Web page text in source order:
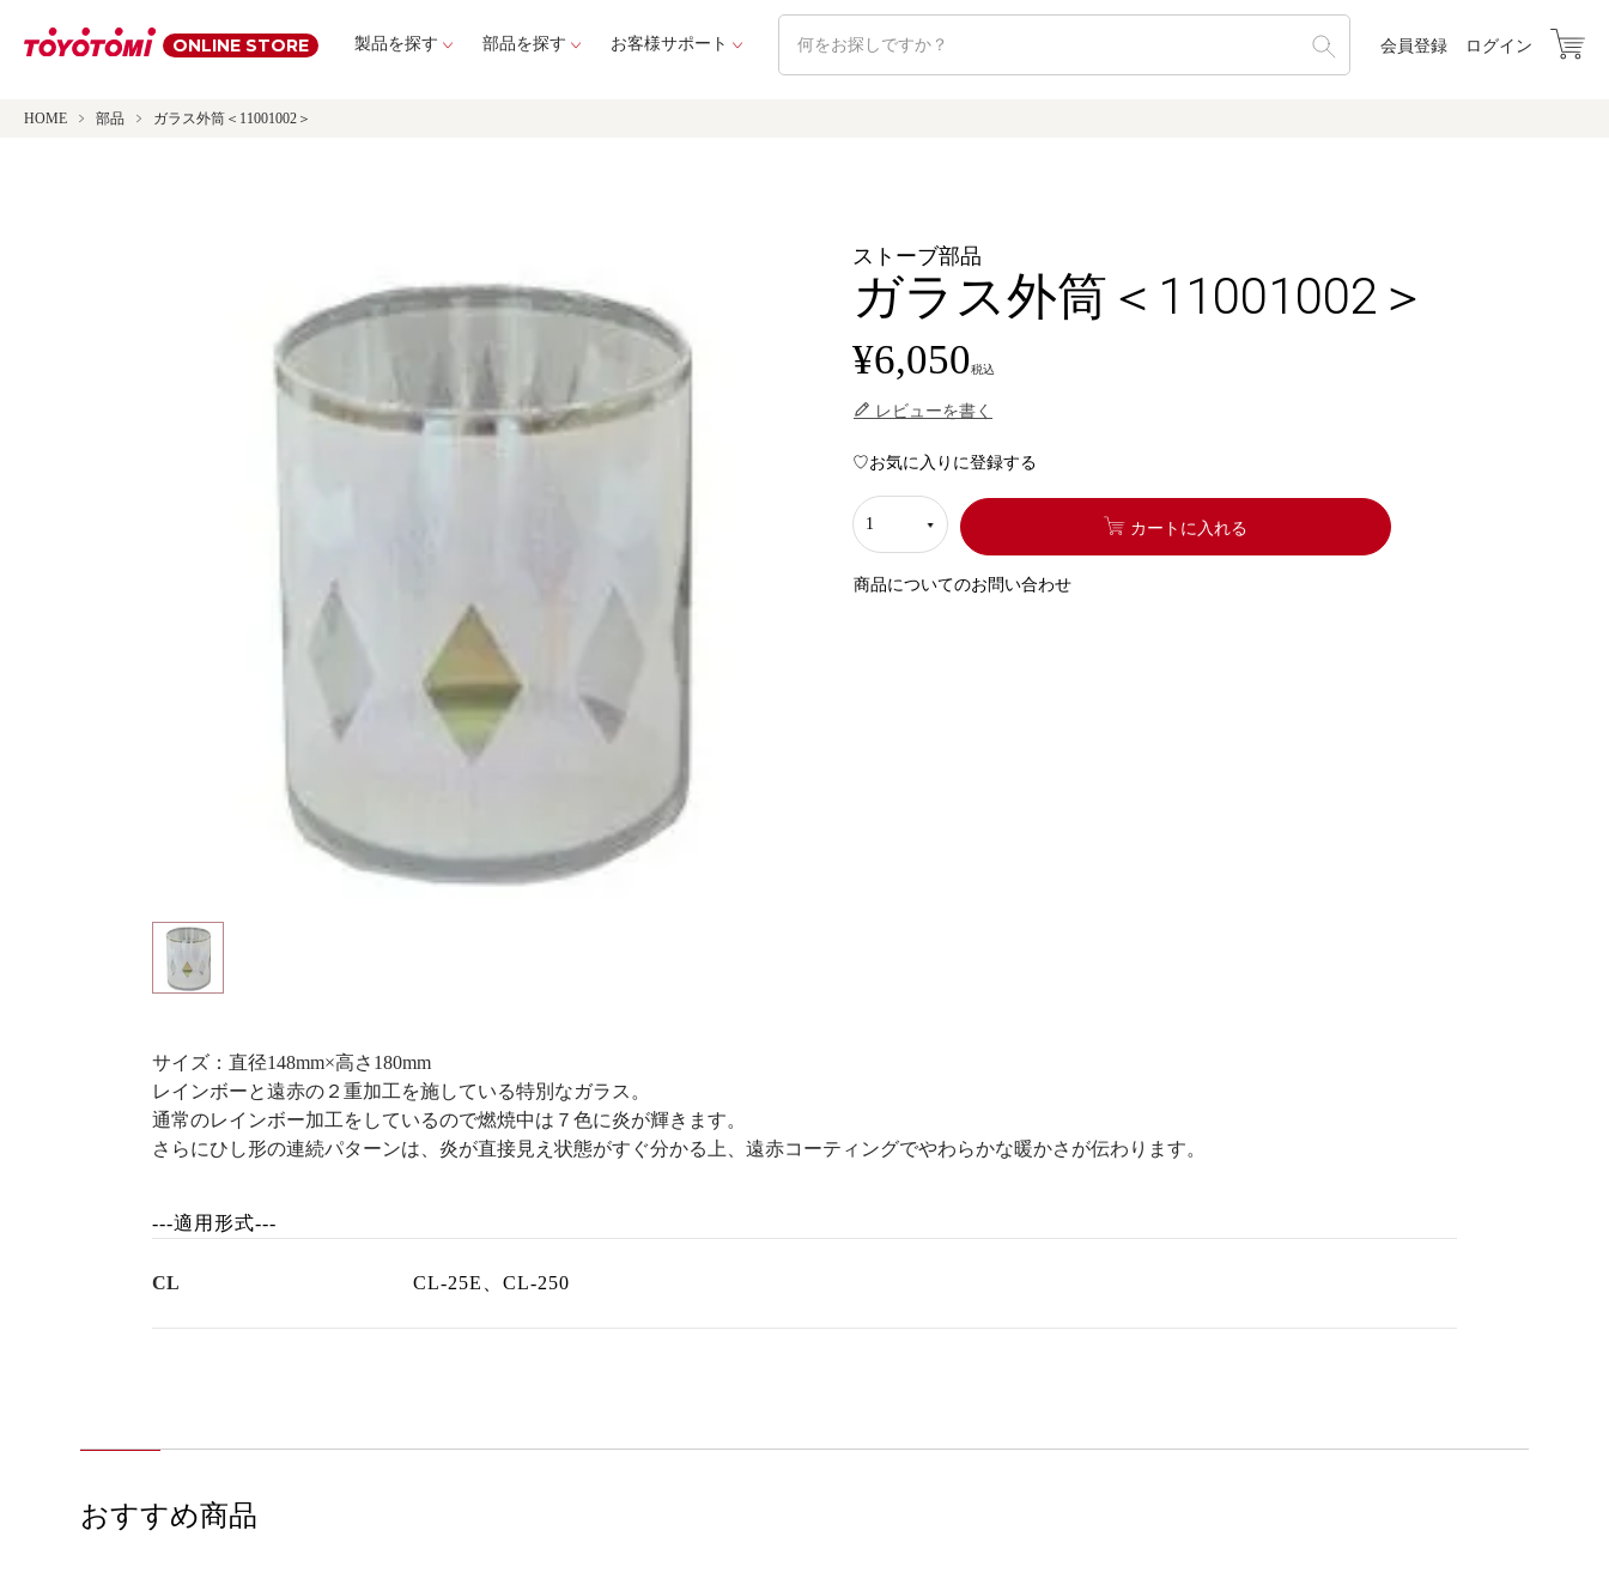
ONLINE STORE 製品を探す 部品を探す お客様サポート 会員登録 ログイン
HOME 部品 ガラス外筒＜11001002＞
ストーブ部品
ガラス外筒＜11001002＞
¥6,050税込
レビューを書く
お気に入りに登録する
カートに入れる
商品についてのお問い合わせ
サイズ：直径148mm×高さ180mm
レインボーと遠赤の２重加工を施している特別なガラス。
通常のレインボー加工をしているので燃焼中は７色に炎が輝きます。
さらにひし形の連続パターンは、炎が直接見え状態がすぐ分かる上、遠赤コーティングでやわらかな暖かさが伝わります。
---適用形式---
CL CL-25E、CL-250
おすすめ商品